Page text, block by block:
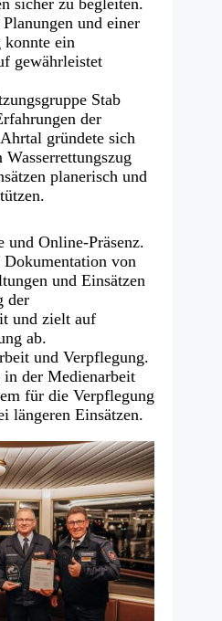
und einer
konnte ein
gewährleistet
Stab
der
gründete sich
planerisch und
Online-Präsenz.
von
und Einsätzen
der
und zielt auf
ab.
und Verpflegung.
der Medienarbeit
für die Verpflegung
längeren Einsätzen.